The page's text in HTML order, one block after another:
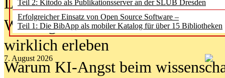
Teil 2: Kitodo als Publikationsserver an der SLUB Dresden
Erfolgreicher Einsatz von Open Source Software –
Teil 1: Die BibApp als mobiler Katalog für über 15 Bibliotheken
7. August 2026
Wie Jugendliche Social Media
wirklich erleben
Warum KI-Angst beim